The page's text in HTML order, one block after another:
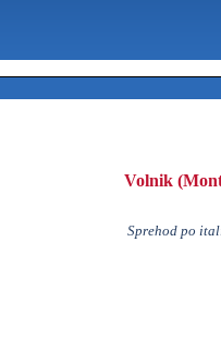
Volnik
Sprehod po